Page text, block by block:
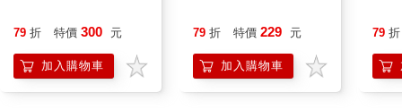
79 折 特價 300 元
加入購物車
79 折 特價 229 元
加入購物車
79 折